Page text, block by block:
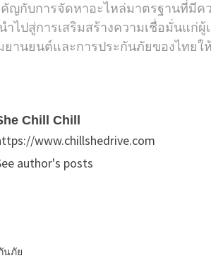
ญกับการจัดหาอะไหล่มาตรฐานที่มีค
ไปสู่การเสริมสร้างความเชื่อมั่นแก่ผู้
านยนต์และการประกันภัยของไทยใ
Chill Chill
www.chillshedrive.com
author's posts
นภัย